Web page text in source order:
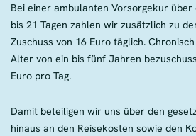
Bei einer ambulanten Vorsorgekur
bis 21 Tagen zahlen wir zusätzlich zu
Zuschuss von 16 Euro täglich.
Alter von ein bis fünf Jahren
Euro pro Tag.
Damit beteiligen wir uns über den
hinaus an den Reisekosten sowie den